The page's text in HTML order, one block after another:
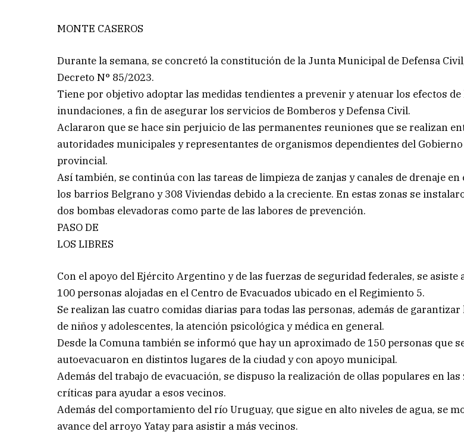
MONTE CASEROS
Durante la semana, se concretó la constitución de la Junta Municipal de Defensa
Decreto N° 85/2023.
Tiene por objetivo adoptar las medidas tendientes a prevenir y atenuar los efectos de
inundaciones, a fin de asegurar los servicios de Bomberos y Defensa Civil.
Aclararon que se hace sin perjuicio de las permanentes reuniones que se realizan
autoridades municipales y representantes de organismos dependientes del
provincial.
Así también, se continúa con las tareas de limpieza de zanjas y canales de drenaje
los barrios Belgrano y 308 Viviendas debido a la creciente. En estas zonas se
dos bombas elevadoras como parte de las labores de prevención.
PASO DE
LOS LIBRES
Con el apoyo del Ejército Argentino y de las fuerzas de seguridad federales, se asiste
100 personas alojadas en el Centro de Evacuados ubicado en el Regimiento 5.
Se realizan las cuatro comidas diarias para todas las personas, además de
de niños y adolescentes, la atención psicológica y médica en general.
Desde la Comuna también se informó que hay un aproximado de 150 personas que
autoevacuaron en distintos lugares de la ciudad y con apoyo municipal.
Además del trabajo de evacuación, se dispuso la realización de ollas populares en las
críticas para ayudar a esos vecinos.
Además del comportamiento del río Uruguay, que sigue en alto niveles de agua, se
avance del arroyo Yatay para asistir a más vecinos.